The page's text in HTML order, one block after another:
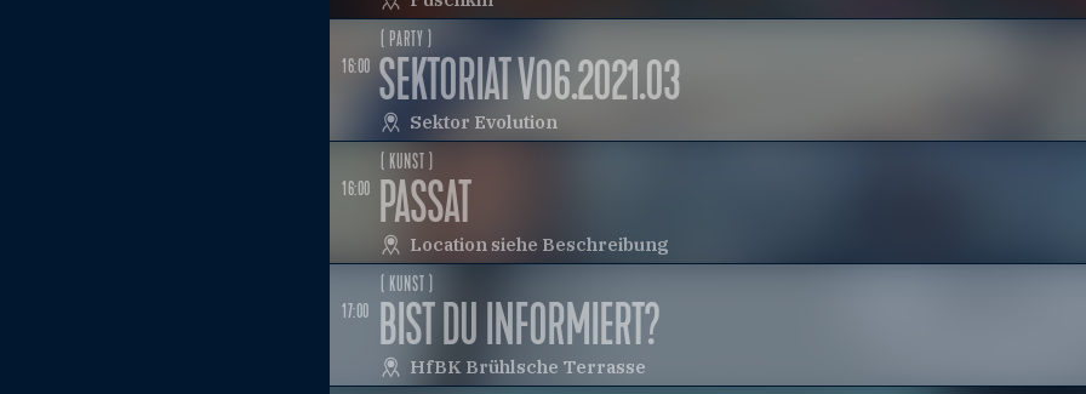
16:00
( PARTY )
SEKTORIAT V06.2021.03
Sektor Evolution
16:00
( KUNST )
PASSAT
Location siehe Beschreibung
17:00
( KUNST )
BIST DU INFORMIERT?
HfBK Brühlsche Terrasse